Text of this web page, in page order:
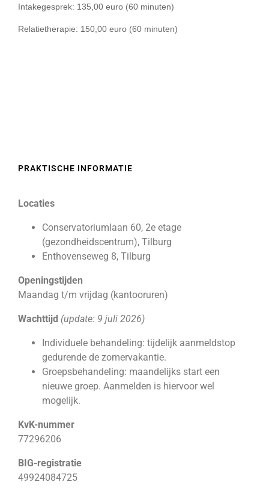
Intakegesprek: 135,00 euro (60 minuten)
Relatietherapie: 150,00 euro (60 minuten)
PRAKTISCHE INFORMATIE
Locaties
Conservatoriumlaan 60, 2e etage
(gezondheidscentrum), Tilburg
Enthovenseweg 8, Tilburg
Openingstijden
Maandag t/m vrijdag (kantooruren)
Wachttijd (update: 9 juli 2026)
Individuele behandeling: tijdelijk aanmeldstop
gedurende de zomervakantie.
Groepsbehandeling: maandelijks start een
nieuwe groep. Aanmelden is hiervoor wel
mogelijk.
KvK-nummer
77296206
BIG-registratie
49924084725